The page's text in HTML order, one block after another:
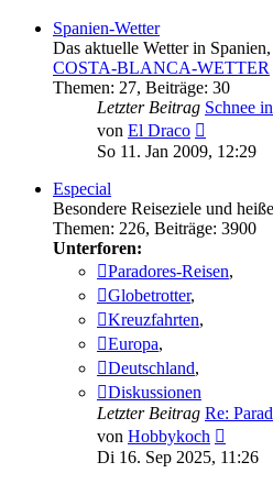
Spanien-Wetter
Das aktuelle Wetter in
COSTA-BLANCA-WETTER
Themen: 27, Beiträge: 30
Letzter Beitrag Schnee
von El Draco
Beitrag
So 11. Jan 2009, 12:29
Especial
Besondere Reiseziele und
Themen: 226, Beiträge: 3900
Unterforen:
Paradores-Reisen,
Globetrotter,
Kreuzfahrten,
Europa,
Deutschland,
Diskussionen
Letzter Beitrag Re:
von Hobbykoch
Beitrag
Di 16. Sep 2025, 11:26